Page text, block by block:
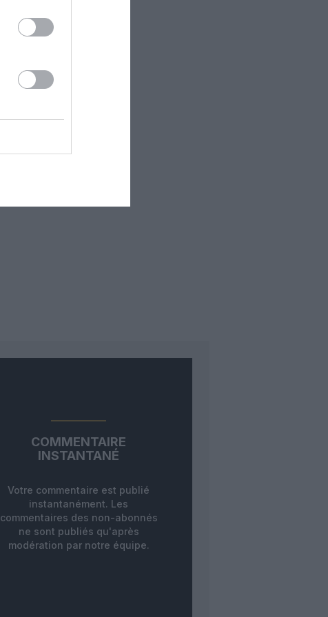
COMMENTAIRE
INSTANTANÉ
Votre commentaire est publié
instantanément. Les
commentaires des non-abonnés
ne sont publiés qu'après
modération par notre équipe.